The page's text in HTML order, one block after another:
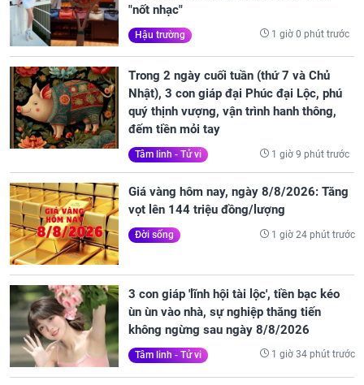
"nốt nhạc"
Hậu trường 1 giờ 0 phút trước
Trong 2 ngày cuối tuần (thứ 7 và Chủ
Nhật), 3 con giáp đại Phúc đại Lộc, phú
quý thịnh vượng, vận trình hanh thông,
đếm tiền mỏi tay
Tâm linh - Tử vi 1 giờ 9 phút trước
Giá vàng hôm nay, ngày 8/8/2026: Tăng
vọt lên 144 triệu đồng/lượng
Đời sống 1 giờ 24 phút trước
3 con giáp 'lĩnh hội tài lộc', tiền bạc kéo
ùn ùn vào nhà, sự nghiệp thăng tiến
không ngừng sau ngày 8/8/2026
Tâm linh - Tử vi 1 giờ 34 phút trước